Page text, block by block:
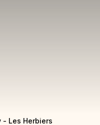
- Les Herbiers